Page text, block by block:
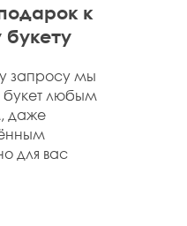
к
запросу мы
любым
даже
для вас